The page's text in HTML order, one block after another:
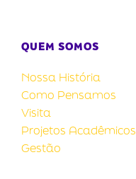
QUEM SOMOS
Nossa História
Como Pensamos
Visita
Projetos Acadêmicos
Gestão